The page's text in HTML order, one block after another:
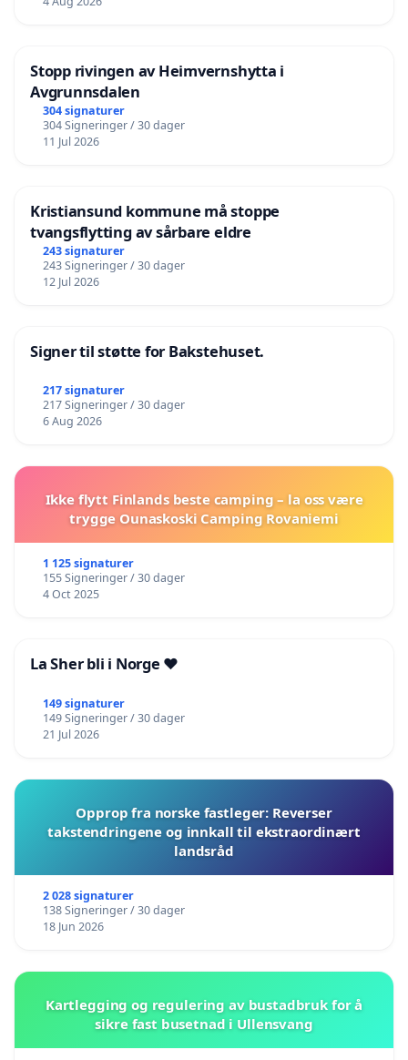
Stopp rivingen av Heimvernshytta i
Avgrunnsdalen
304 signaturer
304 Signeringer / 30 dager
11 Jul 2026
Kristiansund kommune må stoppe
tvangsflytting av sårbare eldre
243 signaturer
243 Signeringer / 30 dager
12 Jul 2026
Signer til støtte for Bakstehuset.
217 signaturer
217 Signeringer / 30 dager
6 Aug 2026
Ikke flytt Finlands beste camping – la oss være
trygge Ounaskoski Camping Rovaniemi
1 125 signaturer
155 Signeringer / 30 dager
4 Oct 2025
La Sher bli i Norge ❤️
149 signaturer
149 Signeringer / 30 dager
21 Jul 2026
Opprop fra norske fastleger: Reverser
takstendringene og innkall til ekstraordinært
landsråd
2 028 signaturer
138 Signeringer / 30 dager
18 Jun 2026
Kartlegging og regulering av bustadbruk for å
sikre fast busetnad i Ullensvang